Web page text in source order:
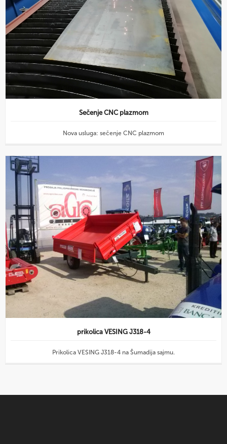
Sečenje CNC plazmom
Nova usluga: sečenje CNC plazmom
prikolica VESING J318-4
Prikolica VESING J318-4 na Šumadija sajmu.